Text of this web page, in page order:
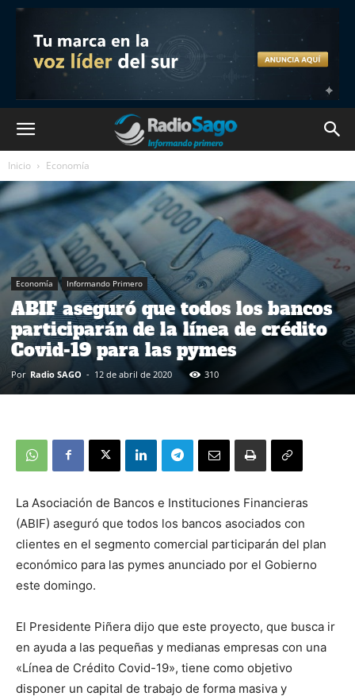
Inicio Economía
Economía Informando Primero
ABIF aseguró que todos los bancos
participarán de la línea de crédito
Covid-19 para las pymes
Por Radio SAGO - 12 de abril de 2020 310
La Asociación de Bancos e Instituciones Financieras
(ABIF) aseguró que todos los bancos asociados con
clientes en el segmento comercial participarán del plan
económico para las pymes anunciado por el Gobierno
este domingo.
El Presidente Piñera dijo que este proyecto, que busca ir
en ayuda a las pequeñas y medianas empresas con una
«Línea de Crédito Covid-19», tiene como objetivo
disponer un capital de trabajo de forma masiva y